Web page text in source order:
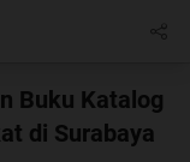
Masuk
Buku Katalog
di Surabaya